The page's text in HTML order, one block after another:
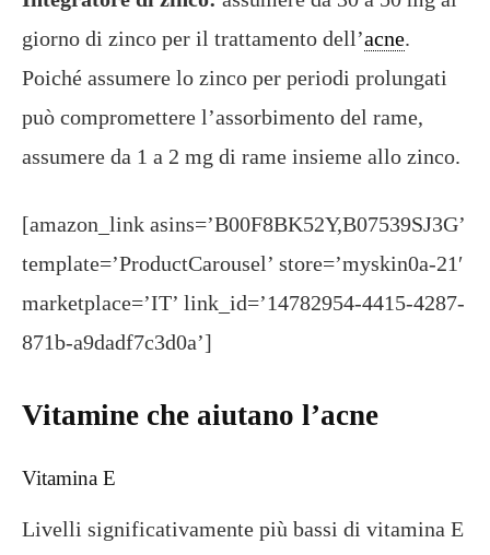
giorno di zinco per il trattamento dell’acne.
Poiché assumere lo zinco per periodi prolungati
può compromettere l’assorbimento del rame,
assumere da 1 a 2 mg di rame insieme allo zinco.
[amazon_link asins=’B00F8BK52Y,B07539SJ3G’
template=’ProductCarousel’ store=’myskin0a-21′
marketplace=’IT’ link_id=’14782954-4415-4287-
871b-a9dadf7c3d0a’]
Vitamine che aiutano l’acne
Vitamina E
Livelli significativamente più bassi di vitamina E